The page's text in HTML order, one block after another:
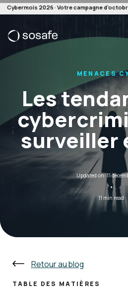
Cybermois 2026 · Votre campagne
MENACES
Les
surveiller
Updated on: 11
·
11 min read
Retour au blog
TABLE DES MATIÈRES